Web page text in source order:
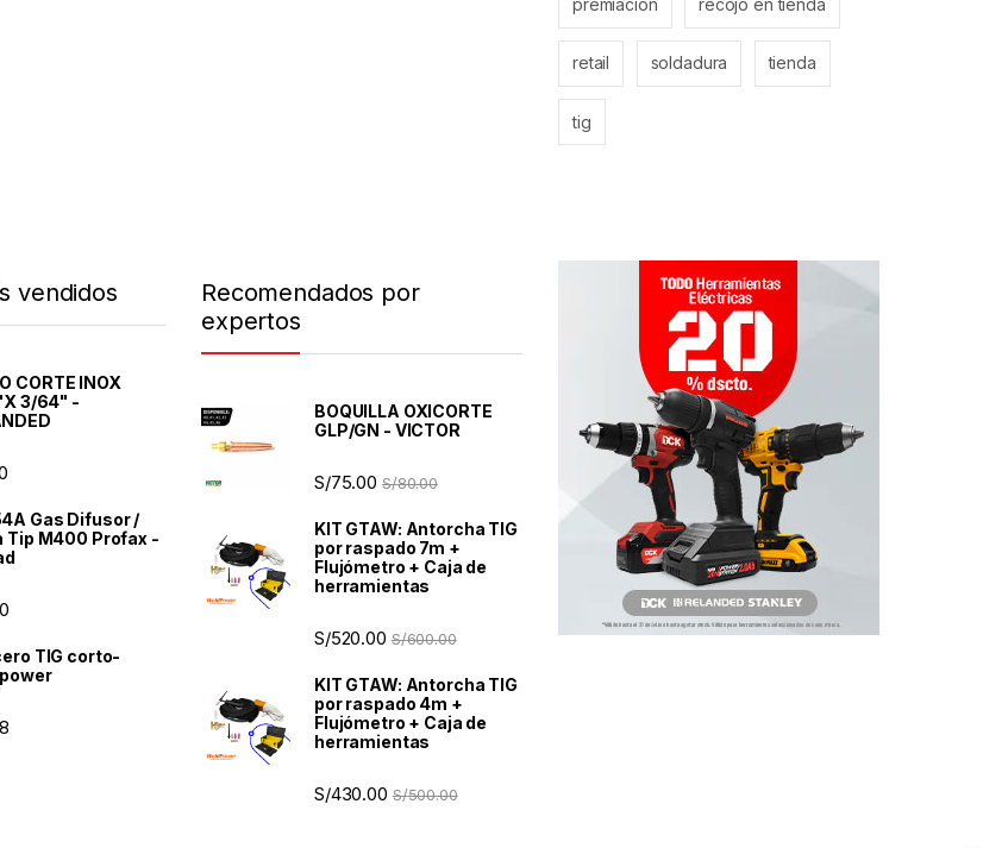
premiacion recojo en tienda
retail soldadura tienda
tig
vendidos
CORTE INOX
3/64" -
Gas Difusor /
Tip M400 Profax -
TIG corto-
Recomendados por
expertos
BOQUILLA OXICORTE
GLP/GN - VICTOR
S/75.00 S/80.00
KIT GTAW: Antorcha TIG
por raspado 7m +
Flujómetro + Caja de
herramientas
S/520.00 S/600.00
KIT GTAW: Antorcha TIG
por raspado 4m +
Flujómetro + Caja de
herramientas
S/430.00 S/500.00